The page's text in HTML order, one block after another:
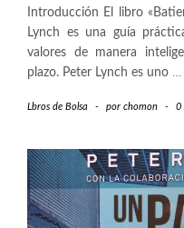
Introducción El libro
Lynch es una guía
valores de manera
plazo. Peter Lynch es uno …
Lbros de Bolsa - por chomon - 0